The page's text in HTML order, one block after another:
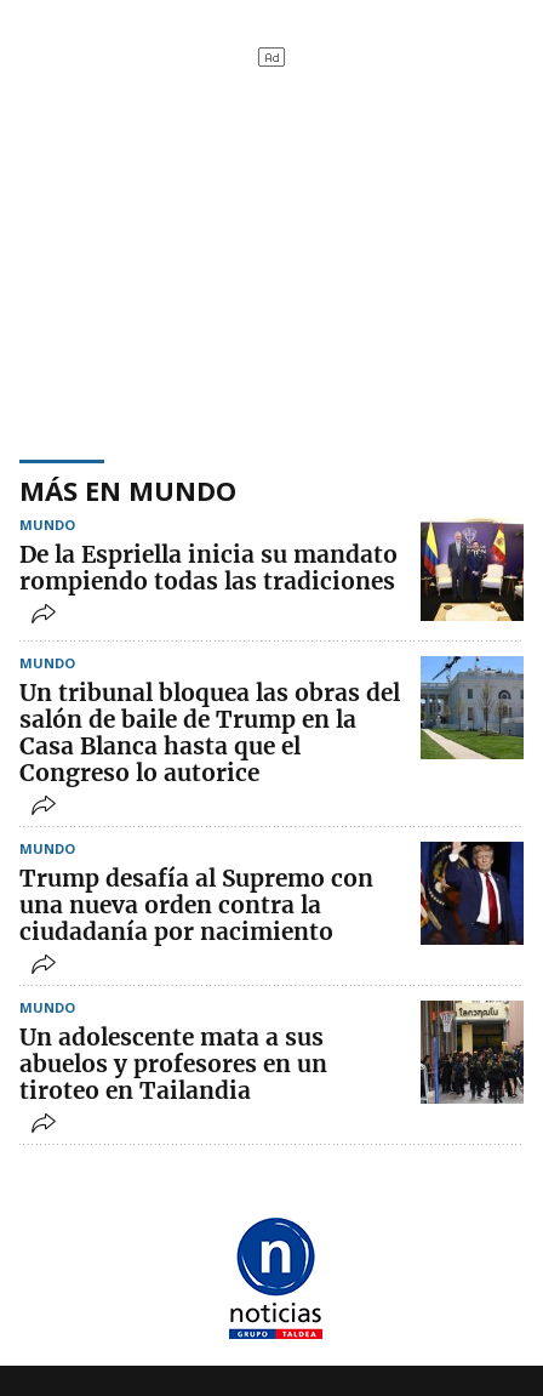
MÁS EN MUNDO
MUNDO
De la Espriella inicia su mandato
rompiendo todas las tradiciones
MUNDO
Un tribunal bloquea las obras del
salón de baile de Trump en la
Casa Blanca hasta que el
Congreso lo autorice
MUNDO
Trump desafía al Supremo con
una nueva orden contra la
ciudadanía por nacimiento
MUNDO
Un adolescente mata a sus
abuelos y profesores en un
tiroteo en Tailandia